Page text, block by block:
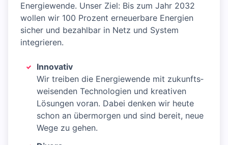
Energiewende. Unser Ziel: Bis zum Jahr 2032
wollen wir 100 Prozent erneuerbare Energien
sicher und bezahlbar in Netz und System
integrieren.
Innovativ
Wir treiben die Energie­wende mit zukunfts­
weisenden Technologien und kreativen
Lösungen voran. Dabei denken wir heute
schon an über­morgen und sind bereit, neue
Wege zu gehen.